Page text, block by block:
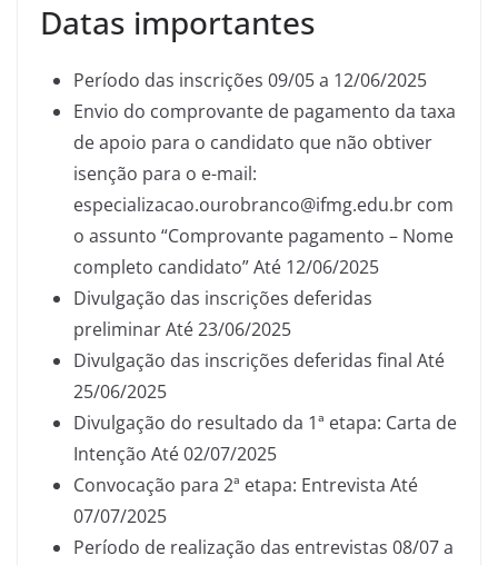
Datas importantes
Período das inscrições 09/05 a 12/06/2025
Envio do comprovante de pagamento da taxa
de apoio para o candidato que não obtiver
isenção para o e-mail:
especializacao.ourobranco@ifmg.edu.br com
o assunto “Comprovante pagamento – Nome
completo candidato” Até 12/06/2025
Divulgação das inscrições deferidas
preliminar Até 23/06/2025
Divulgação das inscrições deferidas final Até
25/06/2025
Divulgação do resultado da 1ª etapa: Carta de
Intenção Até 02/07/2025
Convocação para 2ª etapa: Entrevista Até
07/07/2025
Período de realização das entrevistas 08/07 a